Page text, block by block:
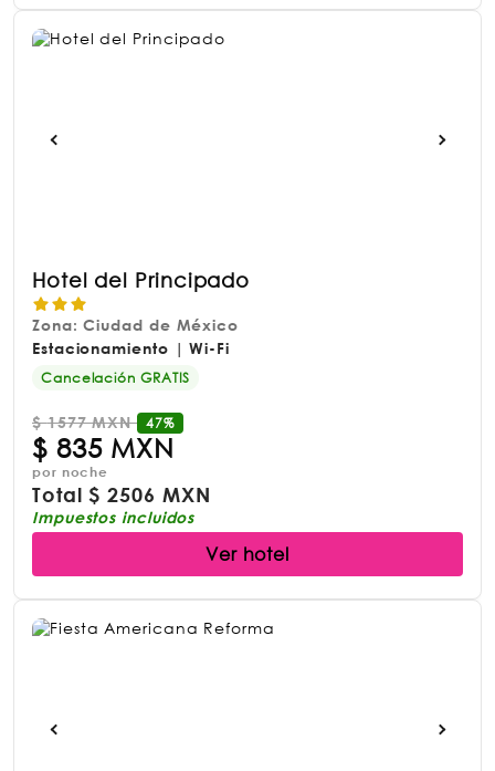
Hotel del Principado
Zona: Ciudad de México
Estacionamiento | Wi-Fi
Cancelación GRATIS
$1577 MXN 47%
$ 835 MXN
por noche
Total$2506 MXN
Impuestos incluidos
Ver hotel